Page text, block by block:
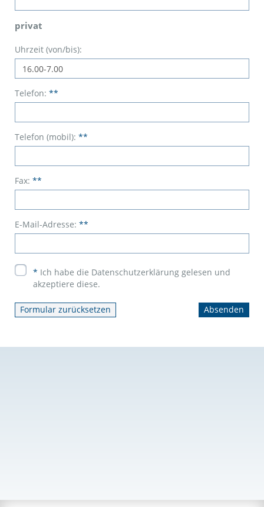
privat
Uhrzeit (von/bis):
Telefon: **
Telefon (mobil): **
Fax: **
E-Mail-Adresse: **
* Ich habe die Datenschutzerklärung gelesen und
akzeptiere diese.